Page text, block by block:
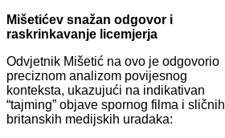
Mišetićev snažan odgovor i
raskrinkavanje licemjerja
Odvjetnik Mišetić na ovo je odgovorio
preciznom analizom povijesnog
konteksta, ukazujući na indikativan
“tajming” objave spornog filma i sličnih
britanskih medijskih uradaka: